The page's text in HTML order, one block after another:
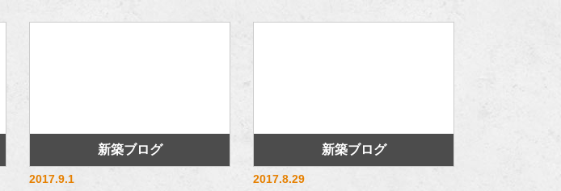
新築ブログ
2017.9.1
新築ブログ
2017.8.29